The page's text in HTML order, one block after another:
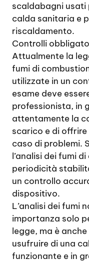
scaldabagni usati
calda sanitaria e
riscaldamento.
Controlli
Attualmente la
fumi di
utilizzate in un
esame deve
professionista, in
attentamente la
scarico e di offrire
caso di problemi.
l’analisi dei fumi
periodicità
un controllo
dispositivo.
L’analisi dei fumi
importanza solo
legge, ma è
usufruire di una
funzionante e in